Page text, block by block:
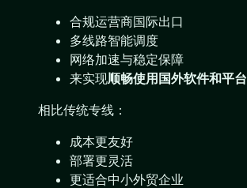
合规运营商国际出口
多线路智能调度
网络加速与稳定保障
来实现顺畅使用国外软件和平台
相比传统专线：
成本更友好
部署更灵活
更适合中小外贸企业